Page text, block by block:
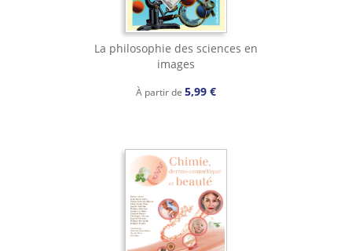
La philosophie des sciences en
images
À partir de 5,99 €